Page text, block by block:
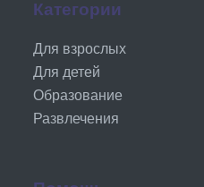
Категории
Для взрослых
Для детей
Образование
Развлечения